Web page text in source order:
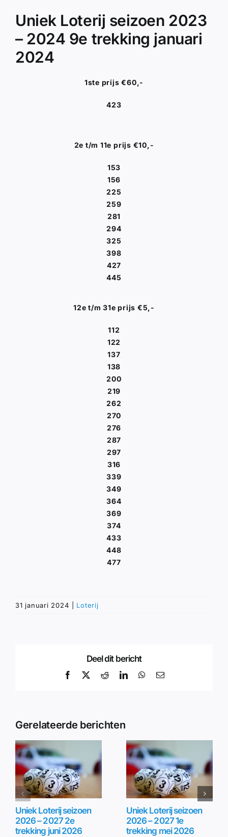
Uniek Loterij seizoen 2023
– 2024 9e trekking januari
2024
1ste prijs €60,-
423
2e t/m 11e prijs €10,-
153
156
225
259
281
294
325
398
427
445
12e t/m 31e prijs €5,-
112
122
137
138
200
219
262
270
276
287
297
316
339
349
364
369
374
433
448
477
31 januari 2024 Loterij
Deel dit bericht
Facebook RedditLinkedInWhatsApp
E-
Gerelateerde berichten
Uniek Loterij seizoen
2026 – 2027 2e
trekking juni 2026
Uniek Loterij seizoen
2026 – 2027 1e
trekking mei 2026